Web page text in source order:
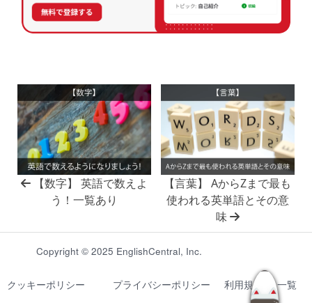
【数字】 英語で数えよ
う！一覧あり
【言葉】 AからZまで最も
使われる英単語とその意
味
Copyright © 2025 EnglishCentral, Inc.
クッキーポリシー プライバシーポリシー 利用規約 一覧